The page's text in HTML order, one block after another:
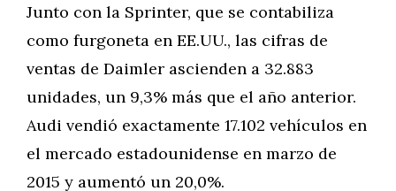
Junto con la Sprinter, que se contabiliza
como furgoneta en EE.UU., las cifras de
ventas de Daimler ascienden a 32.883
unidades, un 9,3% más que el año anterior.
Audi vendió exactamente 17.102 vehículos en
el mercado estadounidense en marzo de
2015 y aumentó un 20,0%.